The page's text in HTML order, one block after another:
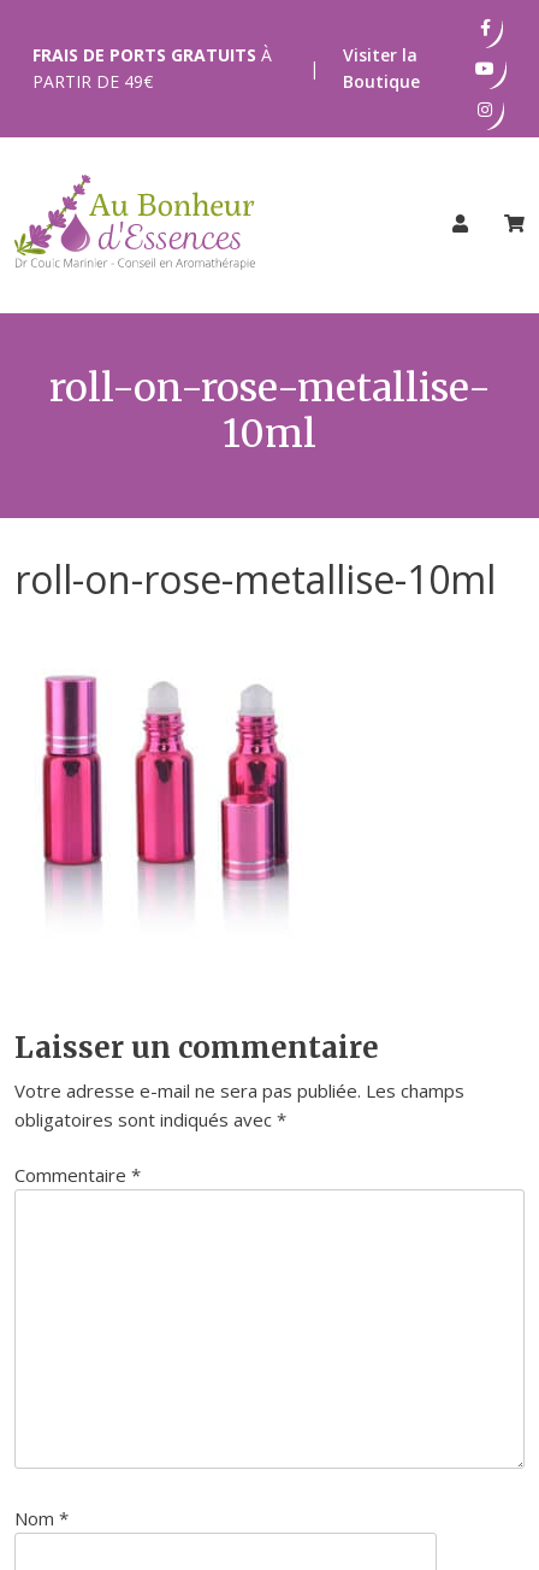
contenu
FRAIS DE PORTS GRATUITS À
PARTIR DE 49€
|
Visiter la
Boutique
roll-on-rose-metallise-
10ml
roll-on-rose-metallise-10ml
Laisser un commentaire
Votre adresse e-mail ne sera pas publiée. Les champs
obligatoires sont indiqués avec *
Commentaire *
Nom *